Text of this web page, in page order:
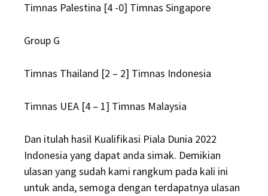
Timnas Palestina [4 -0] Timnas Singapore
Group G
Timnas Thailand [2 – 2] Timnas Indonesia
Timnas UEA [4 – 1] Timnas Malaysia
Dan itulah hasil Kualifikasi Piala Dunia 2022
Indonesia yang dapat anda simak. Demikian
ulasan yang sudah kami rangkum pada kali ini
untuk anda, semoga dengan terdapatnya ulasan